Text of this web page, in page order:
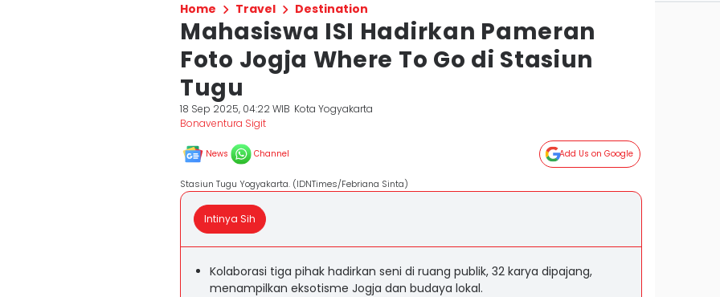
Home Travel Destination
Mahasiswa ISI Hadirkan Pameran
Foto Jogja Where To Go di Stasiun
Tugu
18 Sep 2025, 04:22 WIB Kota Yogyakarta
Bonaventura Sigit
News Channel Add Us on Google
Stasiun Tugu Yogyakarta. (IDNTimes/Febriana Sinta)
Intinya Sih
Kolaborasi tiga pihak hadirkan seni di ruang publik, 32 karya dipajang,
menampilkan eksotisme Jogja dan budaya lokal.